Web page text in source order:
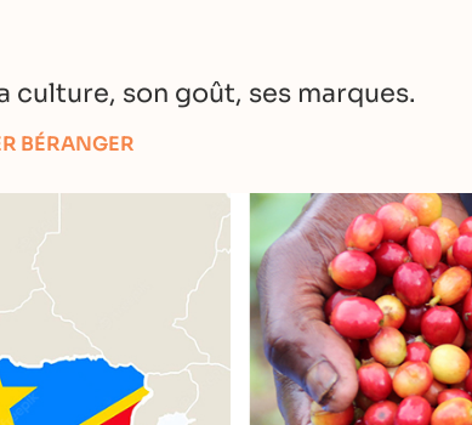
culture, son goût, ses marques.
BÉRANGER